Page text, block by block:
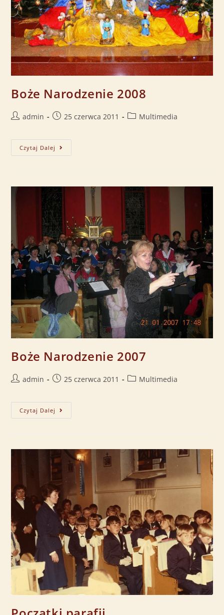
Boże Narodzenie 2008
admin 25 czerwca 2011 Multimedia
Czytaj Dalej
Boże Narodzenie 2007
admin 25 czerwca 2011 Multimedia
Czytaj Dalej